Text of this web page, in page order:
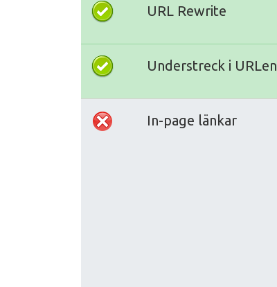
URL Rewrite
Understreck i URLen
In-page länkar